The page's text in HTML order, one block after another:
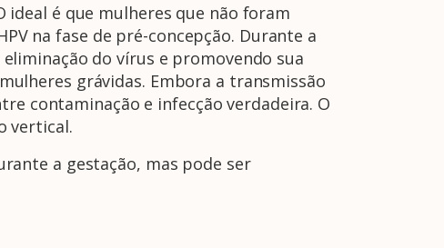
ideal é que mulheres que não foram
na fase de pré-concepção. Durante a
do vírus e promovendo sua
grávidas. Embora a transmissão
contaminação e infecção verdadeira. O
vertical.
a gestação, mas pode ser